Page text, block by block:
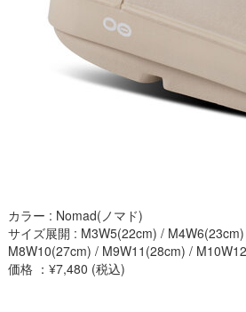
カラー : Nomad(ノマド)
サイズ展開 : M3W5(22cm) /
M8W10(27cm) / M9W11(28cm) /
価格 ：¥7,480 (税込)